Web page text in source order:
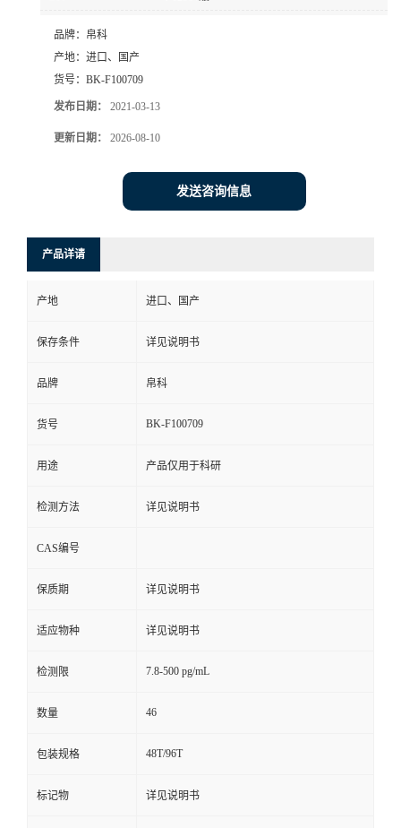
品牌： 帛科
产地： 进口、国产
货号： BK-F100709
发布日期： 2021-03-13
更新日期： 2026-08-10
发送咨询信息
产品详请
产地 进口、国产
保存条件 详见说明书
品牌 帛科
货号 BK-F100709
用途 产品仅用于科研
检测方法 详见说明书
CAS编号
保质期 详见说明书
适应物种 详见说明书
检测限 7.8-500 pg/mL
数量 46
包装规格 48T/96T
标记物 详见说明书